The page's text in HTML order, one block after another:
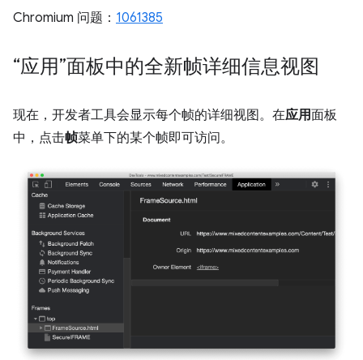
Chromium 问题： 1061385
“应用”面板中的全新帧详细信息视图
现在，开发者工具会显示每个帧的详细视图。在应用面板
中，点击帧菜单下的某个帧即可访问。